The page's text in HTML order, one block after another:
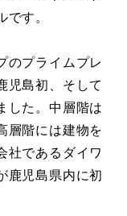
す。
のプライムプレ
児島初、そして
した。中層階は
層階には建物を
社であるダイワ
鹿児島県内に初